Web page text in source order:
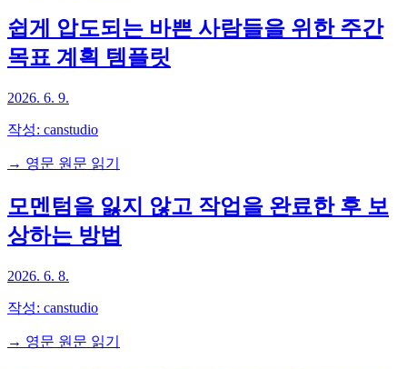
쉽게 압도되는 바쁜 사람들을 위한 주간
목표 계획 템플릿
2026. 6. 9.
작성: canstudio
→ 영문 원문 읽기
모멘텀을 잃지 않고 작업을 완료한 후 보
상하는 방법
2026. 6. 8.
작성: canstudio
→ 영문 원문 읽기